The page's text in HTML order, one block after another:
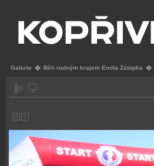
Galerie � Běh rodným krajem Emila Zátopka �